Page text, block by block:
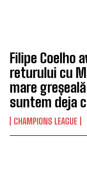
Filipe Coelho
returului cu
mare
suntem deja
CHAMPIONS LEAGUE